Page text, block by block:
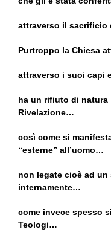
attraverso il
Purtroppo la Chiesa
attraverso i suoi capi
ha un rifiuto di natura
Rivelazione…
così come si
“esterne” all’uomo…
non legate cioè ad
internamente…
come invece spesso
Teologi…